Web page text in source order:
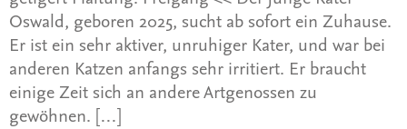
Oswald, geboren 2025, sucht ab sofort ein Zuhause.
Er ist ein sehr aktiver, unruhiger Kater, und war bei
anderen Katzen anfangs sehr irritiert. Er braucht
einige Zeit sich an andere Artgenossen zu
gewöhnen. […]